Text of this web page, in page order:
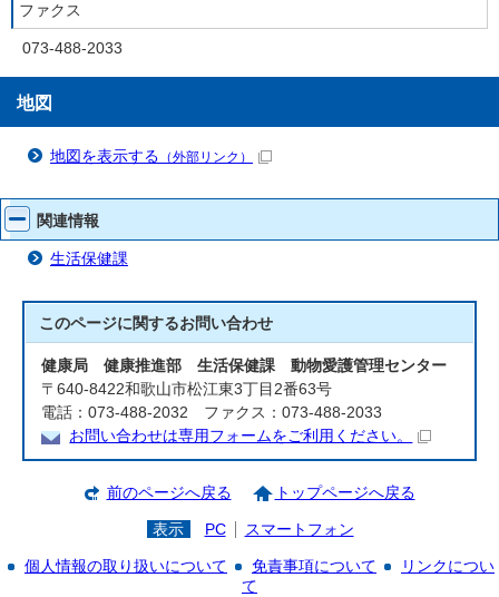
ファクス
073-488-2033
地図
地図を表示する （外部リンク）
関連情報
生活保健課
このページに関するお問い合わせ
健康局 健康推進部 生活保健課 動物愛護管理センター
〒640-8422和歌山市松江東3丁目2番63号
電話：073-488-2032 ファクス：073-488-2033
お問い合わせは専用フォームをご利用ください。
前のページへ戻る トップページへ戻る
表示 PC スマートフォン
個人情報の取り扱いについて 免責事項について
リンクについ
て